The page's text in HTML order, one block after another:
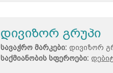
დივიზორ გრუპი
სავაჭრო მარკები: დივიზორ
საქმიანობის სფეროები: